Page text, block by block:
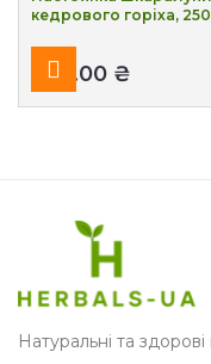
кедрового горіха,
₴
Натуральні та